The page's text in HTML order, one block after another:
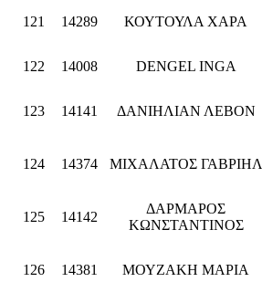
121 14289 ΚΟΥΤΟΥΛΑ ΧΑΡΑ
122 14008 DENGEL INGA
123 14141 ΔΑΝΙΗΛΙΑΝ ΛΕΒΟΝ
124 14374 ΜΙΧΑΛΑΤΟΣ ΓΑΒΡΙΗΛ
125 14142
ΔΑΡΜΑΡΟΣ
ΚΩΝΣΤΑΝΤΙΝΟΣ
126 14381 ΜΟΥΖΑΚΗ ΜΑΡΙΑ